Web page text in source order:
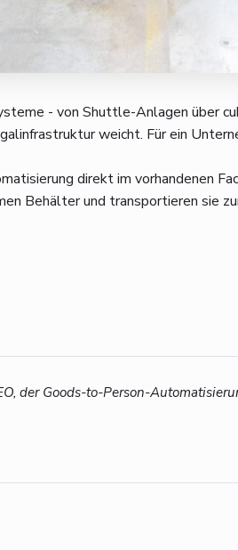
- von Shuttle-Anlagen über
weicht. Für ein
direkt im vorhandenen
Behälter und transportieren sie
der Goods-to-Person-